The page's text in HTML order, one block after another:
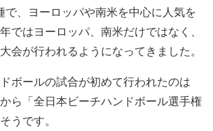
で、ヨーロッパや南米を中心に人気を
ではヨーロッパ、南米だけではなく、
会が行われるようになってきました。
ボールの試合が初めて行われたのは
ら「全日本ビーチハンドボール選手権
うです。